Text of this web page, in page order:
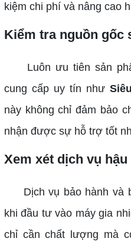
kiệm chi phí và nâng cao
Kiểm tra nguồn gốc
Luôn ưu tiên sản
cung cấp uy tín như
này không chỉ đảm bảo
nhận được sự hỗ trợ tốt
Xem xét dịch vụ hậu
Dịch vụ bảo hành và
khi đầu tư vào máy gia
chỉ cần chất lượng mà